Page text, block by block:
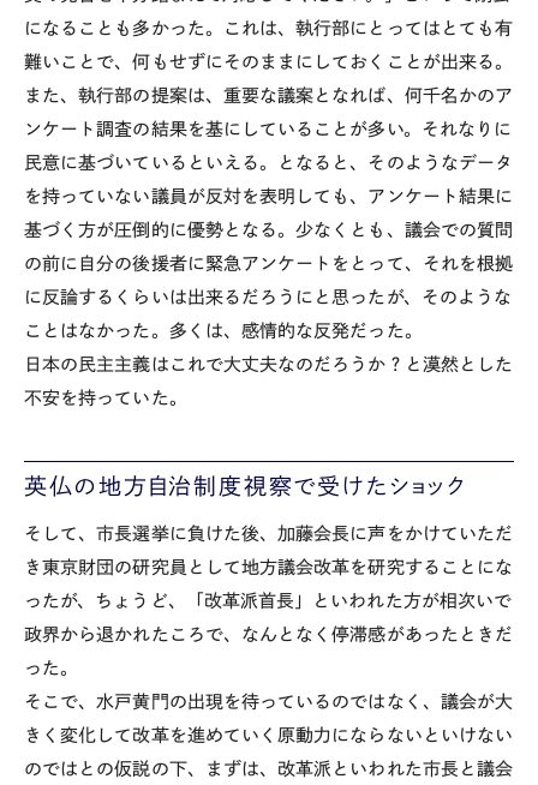
になることも多かった。これは、執行部にとってはとても有
難いことで、何もせずにそのままにしておくことが出来る。
また、執行部の提案は、重要な議案となれば、何千名かのア
ンケート調査の結果を基にしていることが多い。それなりに
民意に基づいているといえる。となると、そのようなデータ
を持っていない議員が反対を表明しても、アンケート結果に
基づく方が圧倒的に優勢となる。少なくとも、議会での質問
の前に自分の後援者に緊急アンケートをとって、それを根拠
に反論するくらいは出来るだろうにと思ったが、そのような
ことはなかった。多くは、感情的な反発だった。
日本の民主主義はこれで大丈夫なのだろうか？と漠然とした
不安を持っていた。
英仏の地方自治制度視察で受けたショック
そして、市長選挙に負けた後、加藤会長に声をかけていただ
き東京財団の研究員として地方議会改革を研究することにな
ったが、ちょうど、「改革派首長」といわれた方が相次いで
政界から退かれたころで、なんとなく停滞感があったときだ
った。
そこで、水戸黄門の出現を待っているのではなく、議会が大
きく変化して改革を進めていく原動力にならないといけない
のではとの仮説の下、まずは、改革派といわれた市長と議会